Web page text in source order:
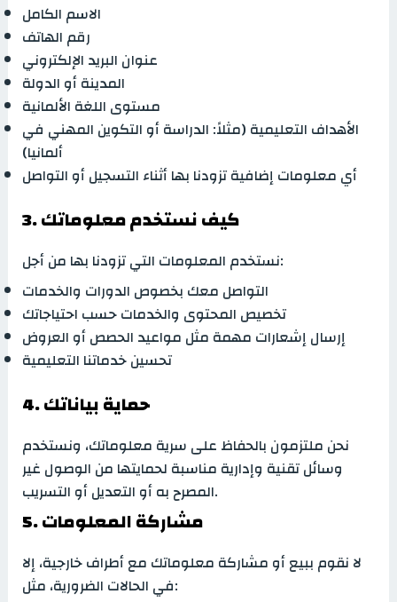
الاسم الكامل
رقم الهاتف
عنوان البريد الإلكتروني
المدينة أو الدولة
مستوى اللغة الألمانية
الأهداف التعليمية (مثلاً: الدراسة أو التكوين المهني في
ألمانيا)
أي معلومات إضافية تزودنا بها أثناء التسجيل أو التواصل
3. كيف نستخدم معلوماتك
نستخدم المعلومات التي تزودنا بها من أجل:
التواصل معك بخصوص الدورات والخدمات
تخصيص المحتوى والخدمات حسب احتياجاتك
إرسال إشعارات مهمة مثل مواعيد الحصص أو العروض
تحسين خدماتنا التعليمية
4. حماية بياناتك
نحن ملتزمون بالحفاظ على سرية معلوماتك، ونستخدم
وسائل تقنية وإدارية مناسبة لحمايتها من الوصول غير
المصرح به أو التعديل أو التسريب.
5. مشاركة المعلومات
لا نقوم ببيع أو مشاركة معلوماتك مع أطراف خارجية، إلا
في الحالات الضرورية، مثل: